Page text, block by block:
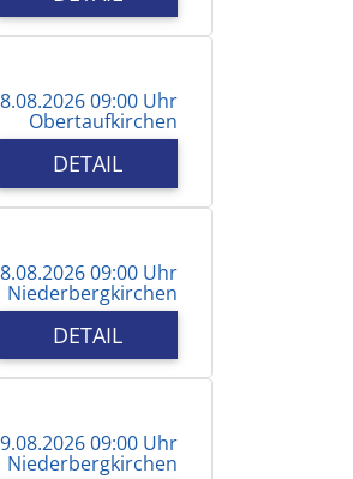
09:00 Uhr
Obertaufkirchen
DETAIL
09:00 Uhr
Niederbergkirchen
DETAIL
09:00 Uhr
Niederbergkirchen